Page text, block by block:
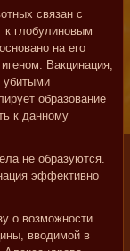
связан с
к глобулиновым
на его
Вакцинация,
убитыми
образование
к данному
не образуются.
эффективно
о возможности
вводимой в